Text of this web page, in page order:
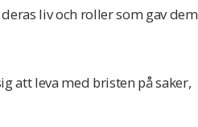
liv och roller som gav dem
att leva med bristen på saker,